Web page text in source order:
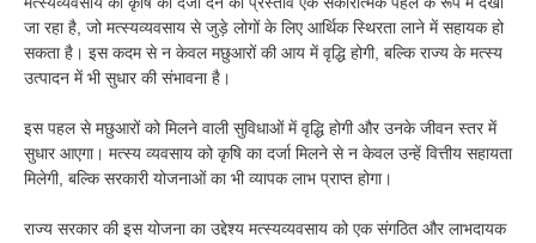
जा रहा है, जो मत्स्यव्यवसाय से जुड़े लोगों के लिए आर्थिक स्थिरता लाने में सहायक हो
सकता है। इस कदम से न केवल मछुआरों की आय में वृद्धि होगी, बल्कि राज्य के मत्स्य
उत्पादन में भी सुधार की संभावना है।
इस पहल से मछुआरों को मिलने वाली सुविधाओं में वृद्धि होगी और उनके जीवन स्तर में
सुधार आएगा। मत्स्य व्यवसाय को कृषि का दर्जा मिलने से न केवल उन्हें वित्तीय सहायता
मिलेगी, बल्कि सरकारी योजनाओं का भी व्यापक लाभ प्राप्त होगा।
राज्य सरकार की इस योजना का उद्देश्य मत्स्यव्यवसाय को एक संगठित और लाभदायक